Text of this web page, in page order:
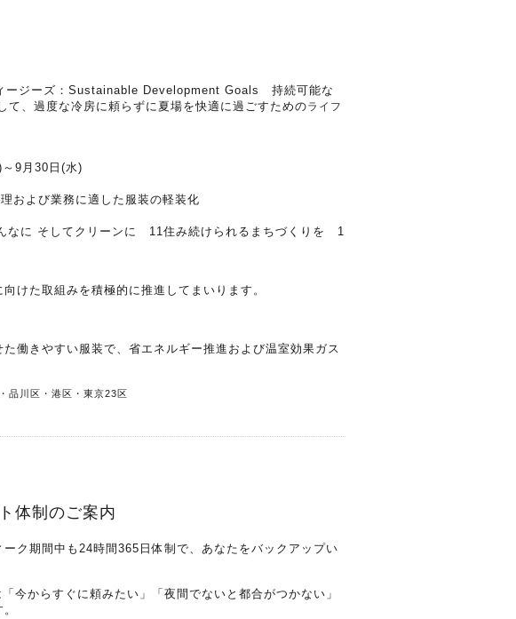
ージーズ：Sustainable Development Goals 持続可能な
、過度な冷房に頼らずに夏場を快適に過ごすためのライフ
30日(水)
務に適した服装の軽装化
クリーンに 11住み続けられるまちづくりを 1
けた取組みを積極的に推進してまいります。
働きやすい服装で、省エネルギー推進および温室効果ガス
品川区・港区・東京23区
体制のご案内
ク期間中も24時間365日体制で、あなたをバックアップい
今からすぐに頼みたい」「夜間でないと都合がつかない」